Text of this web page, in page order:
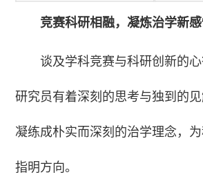
竞赛科研相融，凝炼治学新
谈及学科竞赛与科研创新的
研究员有着深刻的思考与独到的
凝练成朴实而深刻的治学理念，
指明方向。